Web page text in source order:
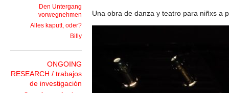
Una obra de danza y teatro para niñxs a
Den Untergang
vorwegnehmen
Alles kaputt, oder?
Billy
ONGOING
RESEARCH / trabajos
de investigación